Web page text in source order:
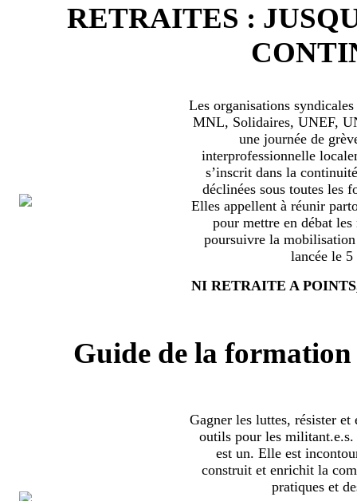
RETRAITES :
Les organisations
MNL, Solidaires, UNEF,
une journée de
interprofessionnelle
s’inscrit dans la
déclinées sous toutes les
Elles appellent à réunir
pour mettre en débat
poursuivre la
lancée le 5
NI RETRAITE A
Guide de la
Gagner les luttes, résister et
outils pour les
est un. Elle est
construit et enrichit la
pratiques et